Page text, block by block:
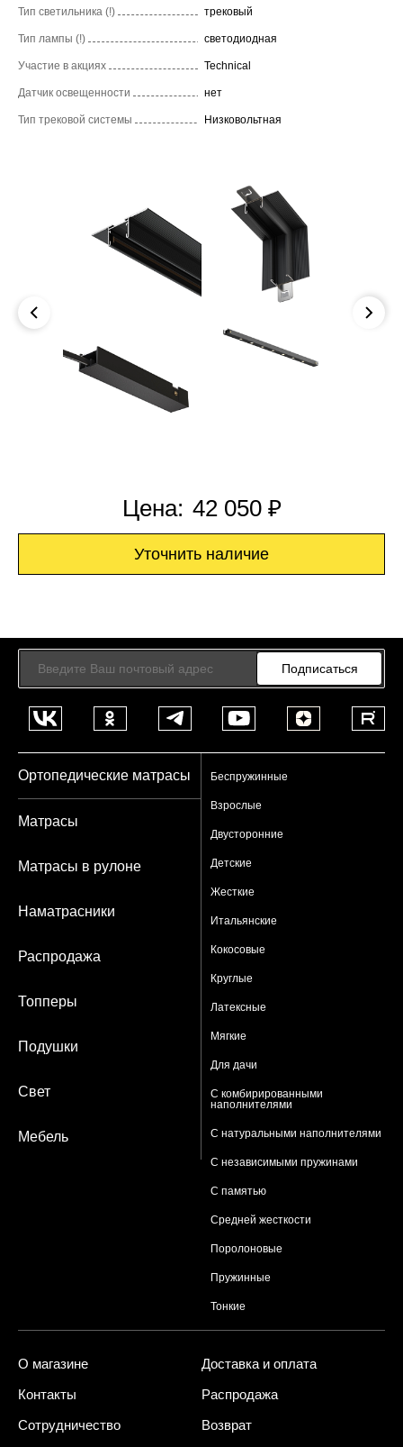
Тип светильника (!) трековый
Тип лампы (!) светодиодная
Участие в акциях Technical
Датчик освещенности нет
Тип трековой системы Низковольтная
Цена: 42 050 ₽
Уточнить наличие
Подписаться
Ортопедические матрасы Беспружинные
Взрослые
Двусторонние
Детские
Жесткие
Итальянские
Кокосовые
Круглые
Латексные
Мягкие
Для дачи
С комбирированными
наполнителями
С натуральными наполнителями
С независимыми пружинами
С памятью
Средней жесткости
Поролоновые
Пружинные
Тонкие
Матрасы
Матрасы в рулоне
Наматрасники
Распродажа
Топперы
Подушки
Свет
Мебель
О магазине
Доставка и оплата
Контакты
Распродажа
Сотрудничество
Возврат